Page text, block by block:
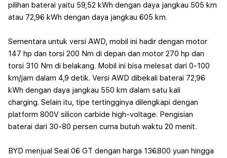
pilihan baterai yaitu 59,52 kWh dengan daya jangkau 505 km
atau 72,96 kWh dengan daya jangkau 605 km.
Sementara untuk versi AWD, mobil ini hadir dengan motor
147 hp dan torsi 200 Nm di depan dan motor 270 hp dan
torsi 310 Nm di belakang. Mobil ini bisa melesat dari 0-100
km/jam dalam 4,9 detik. Versi AWD dibekali baterai 72,96
kWh dengan daya jangkau 550 km dalam satu kali
charging. Selain itu, tipe tertingginya dilengkapi dengan
platform 800V silicon carbide high-voltage. Pengisian
baterai dari 30-80 persen cuma butuh waktu 20 menit.
BYD menjual Seal 06 GT dengan harga 136.800 yuan hingga